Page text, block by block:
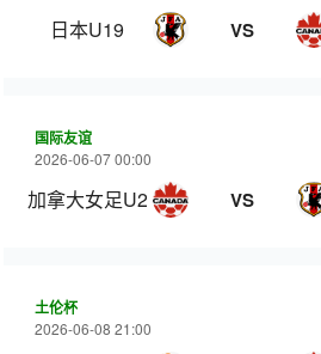
日本U19 VS
国际友谊
2026-06-07 00:00
加拿大女足U20 VS
土伦杯
2026-06-08 21:00